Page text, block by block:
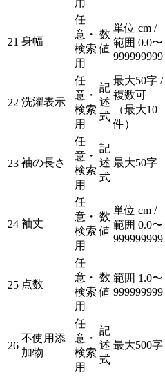
21 身幅
任
意・
検索
用
数
値
単位 cm /
範囲 0.0〜
999999999
22 洗濯表示
任
意・
検索
用
記
述
式
最大50字 /
複数可
（最大10
件）
23 袖の長さ
任
意・
検索
用
記
述
式
最大50字
24 袖丈
任
意・
検索
用
数
値
単位 cm /
範囲 0.0〜
999999999
25 点数
任
意・
検索
用
数
値
範囲 1.0〜
999999999
26
不使用添
加物
任
意・
検索
用
記
述
式
最大500字